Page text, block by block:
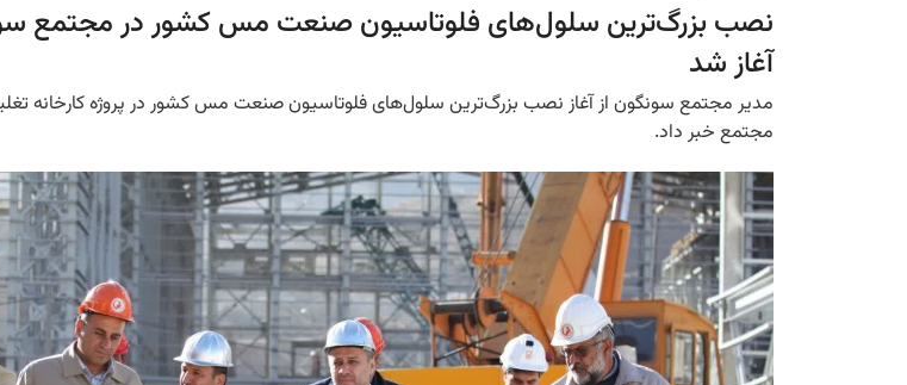
نصب بزرگ‌ترین سلول‌های فلوتاسیون صنعت مس کشور در مجتمع
آغاز شد
مجتمع خبر داد.